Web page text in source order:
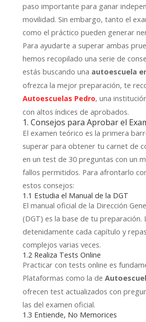
paso importante para ganar
movilidad. Sin embargo, tanto el
como el práctico pueden generar
Para ayudarte a superar ambas
hemos recopilado una serie de
estás buscando una autoescuela
ofrezca la mejor preparación, te
Autoescuelas Pedro, una
con altos índices de aprobados.
1. Consejos para Aprobar el
El examen teórico es la primera
superar para obtener tu carnet de
en un test de 30 preguntas con un
fallos permitidos. Para afrontarlo
estos consejos:
1.1 Estudia el Manual de la DGT
El manual oficial de la Dirección
(DGT) es la base de tu preparación.
detenidamente cada capítulo y
complejos varias veces.
1.2 Realiza Tests Online
Practicar con tests online es
Plataformas como la de
ofrecen test actualizados con
las del examen oficial.
1.3 Entiende, No Memorices